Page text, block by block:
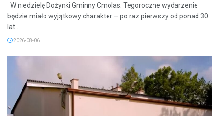
W niedzielę Dożynki Gminny Cmolas. Tegoroczne wydarzenie
będzie miało wyjątkowy charakter – po raz pierwszy od ponad 30
lat...
2026-08-06